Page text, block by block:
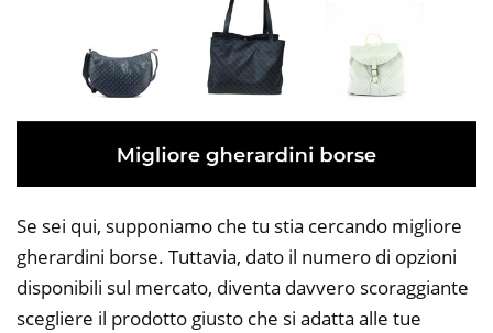
Se sei qui, supponiamo che tu stia cercando migliore
gherardini borse. Tuttavia, dato il numero di opzioni
disponibili sul mercato, diventa davvero scoraggiante
scegliere il prodotto giusto che si adatta alle tue